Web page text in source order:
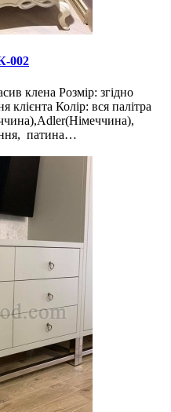
002
клена Розмір: згідно
клієнта Колір: вся палітра
патина…